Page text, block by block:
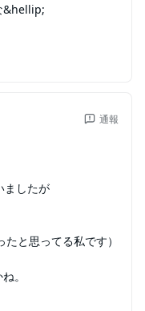
&hellip;
通報
ましたが
と思ってる私です）
。